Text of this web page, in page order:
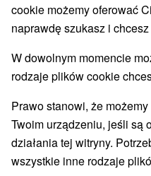
O URZĄDZENIA
cookie możemy oferować
naprawdę szukasz i
W dowolnym momencie
rodzaje plików cookie
Prawo stanowi, że
Twoim urządzeniu, jeśli są
działania tej witryny.
wszystkie inne rodzaje